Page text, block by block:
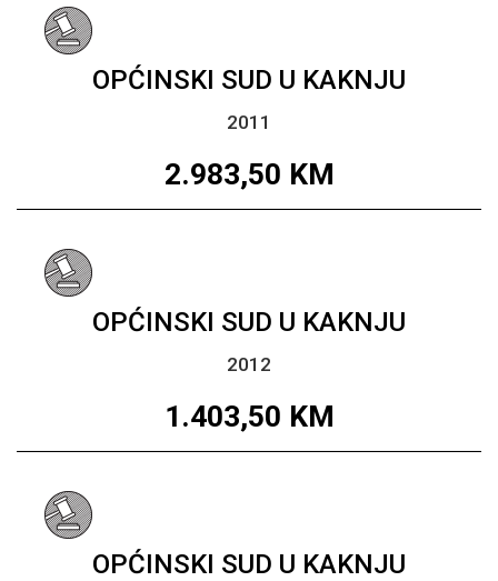
OPĆINSKI SUD U KAKNJU
2011
2.983,50 KM
OPĆINSKI SUD U KAKNJU
2012
1.403,50 KM
OPĆINSKI SUD U KAKNJU